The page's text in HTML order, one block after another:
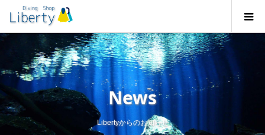
News
Libertyからのお知らせ